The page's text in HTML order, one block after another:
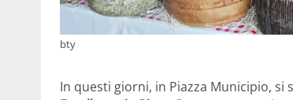
bty
In questi giorni, in Piazza Municipio, si